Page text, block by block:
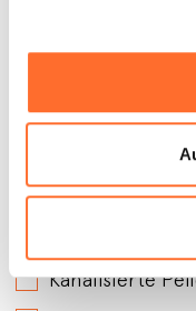
An welchen
Belüftete
Kanalisierte